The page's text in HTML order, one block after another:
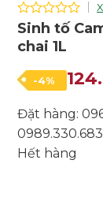
0
out
of
Sinh tố
chai 1L
-4%
Giá
là:
Đặt hàng:
Hết hàng